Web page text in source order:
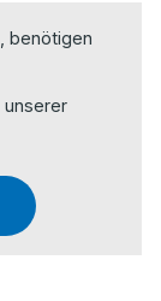
benötigen
unserer